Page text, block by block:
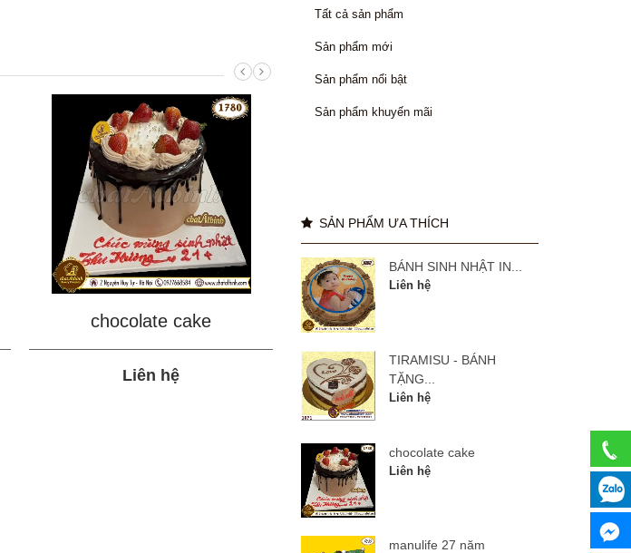
chocolate cake
Liên hệ
manulife 27 năm
Liên hệ
Tất cả sản phẩm
Sản phẩm mới
Sản phẩm nổi bật
Sản phẩm khuyến mãi
SẢN PHẨM ƯA THÍCH
BÁNH SINH NHẬT IN...
Liên hệ
TIRAMISU - BÁNH
TẶNG...
Liên hệ
chocolate cake
Liên hệ
manulife 27 năm